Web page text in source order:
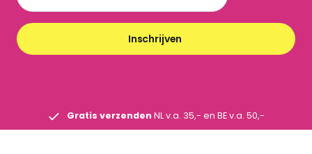
Inschrijven
Gratis verzenden NL v.a. 35,- en BE v.a. 50,-